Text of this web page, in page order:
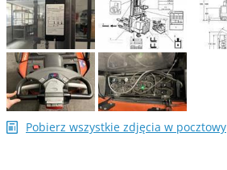
Pobierz wszystkie zdjęcia w pocztowy